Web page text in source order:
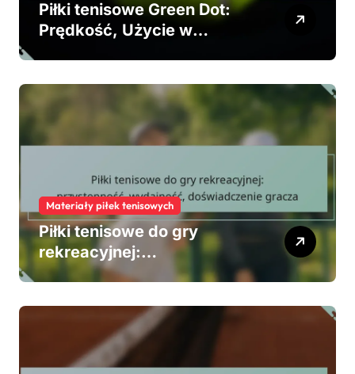
Piłki tenisowe Green Dot:
Prędkość, Użycie w
Materiały piłek tenisowych
Piłki tenisowe do gry
rekreacyjnej:
przystępność, wydajność,